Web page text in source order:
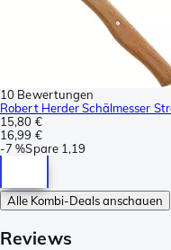
10 Bewertungen
Robert Herder Schälmesser
15,80 €
16,99 €
-7 %Spare 1,19
Alle Kombi-Deals anschauen
Reviews